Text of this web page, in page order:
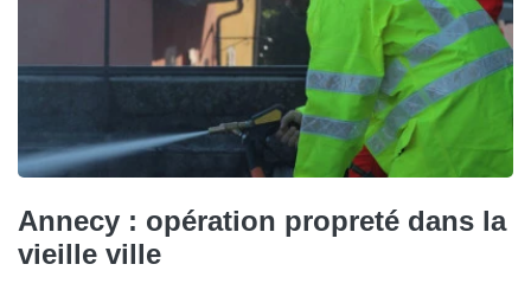
Annecy : opération propreté dans la
vieille ville